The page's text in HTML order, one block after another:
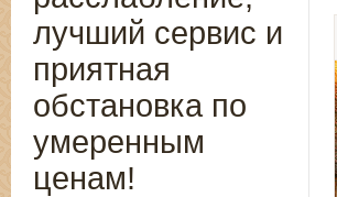
лучший сервис и
приятная
обстановка по
умеренным
ценам!